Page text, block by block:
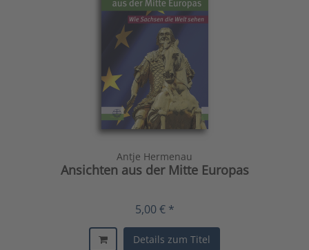
Antje Hermenau
Ansichten aus der Mitte Europas
5,00 € *
Details zum Titel